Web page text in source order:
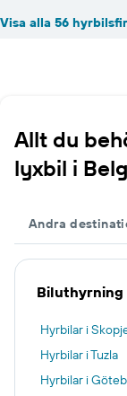
Visa alla 56
Allt du
lyxbil i
Andra
Biluthyrning
Hyrbilar i
Hyrbilar i Tuzla
Hyrbilar i